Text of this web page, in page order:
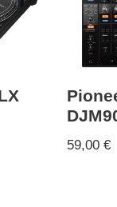
59,00 €